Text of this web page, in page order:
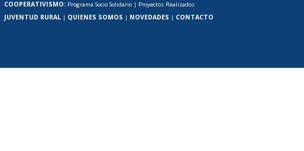
COOPERATIVISMO: Programa Socio Solidario | Proyectos Realizados
JUVENTUD RURAL | QUIENES SOMOS | NOVEDADES | CONTACTO